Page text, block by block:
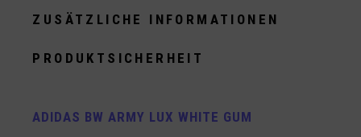
ZUSÄTZLICHE INFORMATIONEN
PRODUKTSICHERHEIT
ADIDAS BW ARMY LUX WHITE GUM